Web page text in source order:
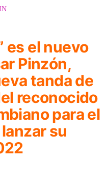
es el nuevo
Pinzón,
tanda de
reconocido
para el
su